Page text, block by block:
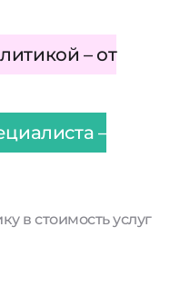
– от
–
в стоимость услуг